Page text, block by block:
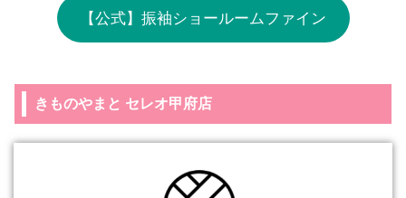
【公式】振袖ショールームファイン
きものやまと セレオ甲府店